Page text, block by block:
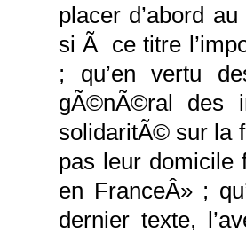
placer d’abord
si Ã ce titre
; qu’en vertu
gÃ©nÃ©ral des
solidaritÃ© sur la
pas leur
en FranceÂ» ;
dernier texte,